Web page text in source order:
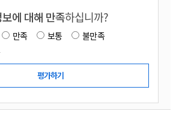
보에 대해 만족하십니까?
만족 보통
불만족